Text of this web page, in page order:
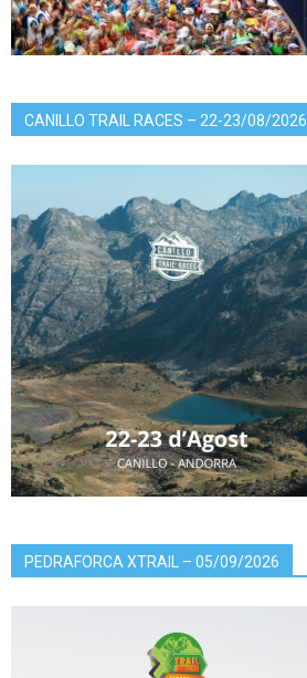
CANILLO TRAIL RACES – 22-23/08/2026
PEDRAFORCA XTRAIL – 05/09/2026